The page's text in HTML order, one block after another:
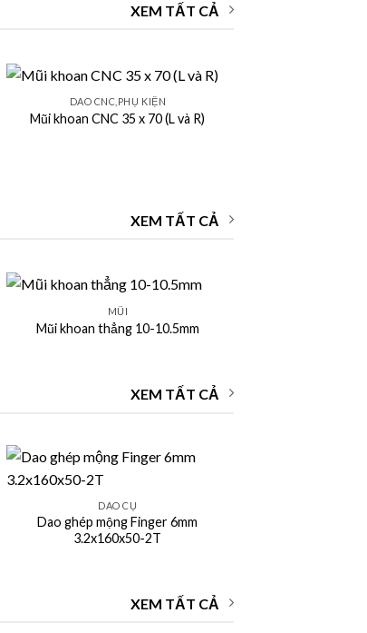
XEM TẤT CẢ
+
DAO CNC,PHỤ KIỆN
Mũi khoan CNC 35 x 70 (L và R)
XEM TẤT CẢ
+
MŨI
Mũi khoan thẳng 10-10.5mm
XEM TẤT CẢ
DAO CỤ
Dao ghép mộng Finger 6mm
3.2x160x50-2T
XEM TẤT CẢ